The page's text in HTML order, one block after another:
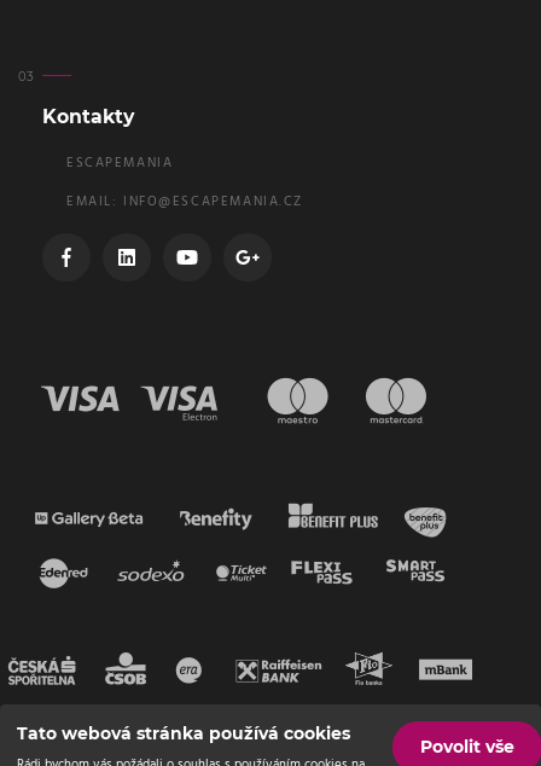
Kontakty
ESCAPEMANIA
EMAIL: INFO@ESCAPEMANIA.CZ
Tato webová stránka používá cookies
Povolit vše